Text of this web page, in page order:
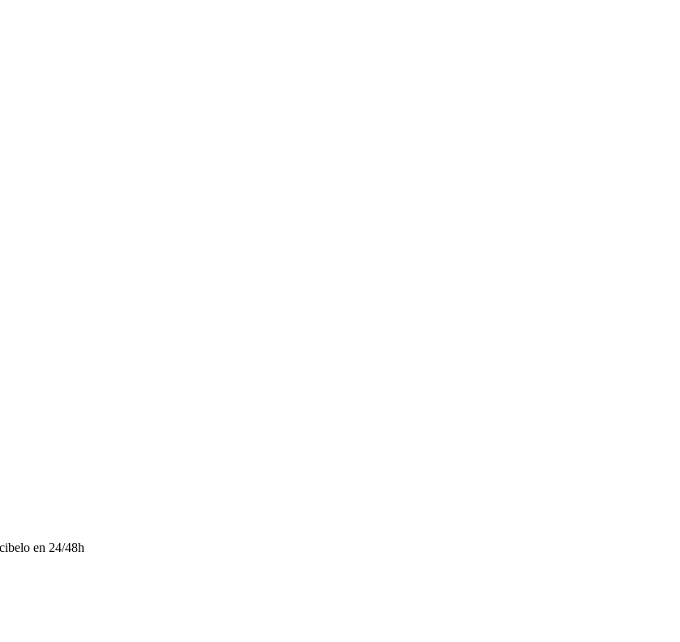
en 24/48h